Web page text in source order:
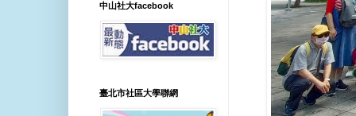
中山社大facebook
臺北市社區大學聯網